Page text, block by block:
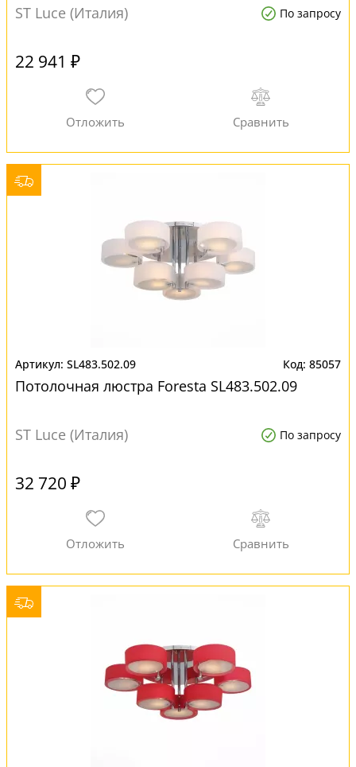
ST Luce (Италия) По запросу
22 941 ₽
SL483.502.09 85057
Потолочная люстра Foresta SL483.502.09
ST Luce (Италия) По запросу
32 720 ₽